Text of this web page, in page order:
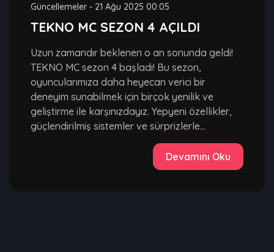
Güncellemeler - 21 Ağu 2025 00:05
TEKNO MC SEZON 4 AÇILDI
Uzun zamandır beklenen o an sonunda geldi!
TEKNO MC sezon 4 başladı! Bu sezon,
oyuncularımıza daha heyecan verici bir
deneyim sunabilmek için birçok yenilik ve
geliştirme ile karşınızdayız. Yepyeni özellikler,
güçlendirilmiş sistemler ve sürprizlerle...
Devamını Oku